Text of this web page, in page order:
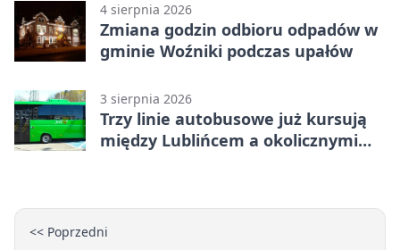
4 sierpnia 2026
Zmiana godzin odbioru odpadów w
gminie Woźniki podczas upałów
3 sierpnia 2026
Trzy linie autobusowe już kursują
między Lublińcem a okolicznymi
<< Poprzedni